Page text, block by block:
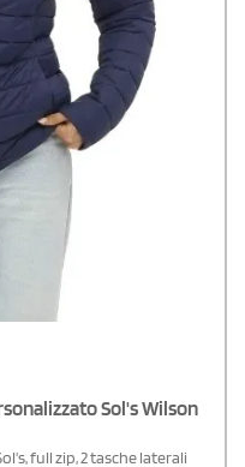
Sol's Wilson
full zip, 2 tasche laterali